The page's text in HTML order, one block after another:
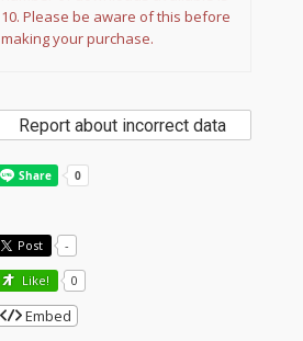
10. Please be aware of this before
making your purchase.
Report about incorrect data
Post -
Like! 0
Embed